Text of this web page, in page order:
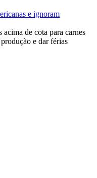
e ignoram
de cota para carnes
e dar férias